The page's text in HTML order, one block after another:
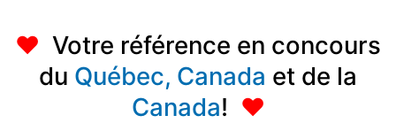
♥ Votre référence en concours
du Québec, Canada et de la
Canada! ♥